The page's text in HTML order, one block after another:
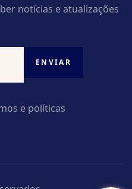
notícias e atualizações
e políticas